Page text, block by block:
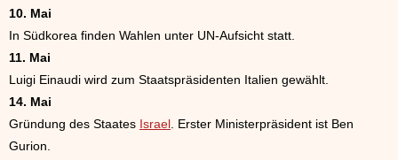
10. Mai
In Südkorea finden Wahlen unter UN-Aufsicht statt.
11. Mai
Luigi Einaudi wird zum Staatspräsidenten Italien gewählt.
14. Mai
Gründung des Staates Israel. Erster Ministerpräsident ist Ben
Gurion.